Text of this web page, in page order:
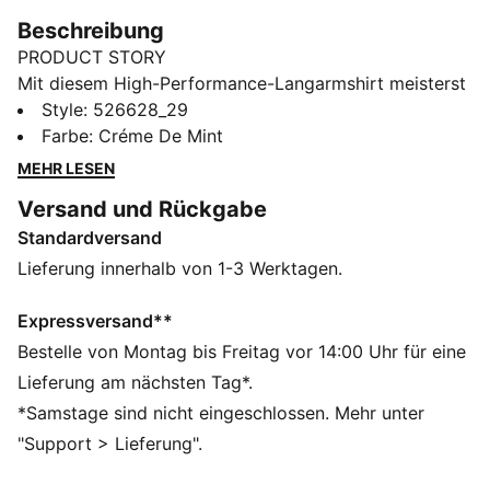
Beschreibung
PRODUCT STORY
Mit diesem High-Performance-Langarmshirt meisterst
du deinen Lauf. Ultraweiches CLOUDSPUN Gewebe,
feuchtigkeitsableitendes dryCELL Material und
Thermoadapt Technologie halten dich kühl und
sorgen für Atmungsaktivität und reduzierte Reibung.
Erlebe deinen besten Lauf mit PUMA.
FEATURES + VORTEILE
Materialien
dryCELL: Performance-Technologie, die Feuchtigkeit
vom Körper ableitet und dafür sorgt, dass du beim
Training schweißfrei bleibst
CLOUDSPUN: Speziell angefertigte Synthetik-
Elasthan-Mischung für Performance – dieser Stoff
Style: 526628_29
Farbe: Créme De Mint
MEHR LESEN
Versand und Rückgabe
Standardversand
Lieferung innerhalb von 1-3 Werktagen.
Expressversand**
Bestelle von Montag bis Freitag vor 14:00 Uhr für eine
Lieferung am nächsten Tag*.
*Samstage sind nicht eingeschlossen. Mehr unter
"Support > Lieferung".